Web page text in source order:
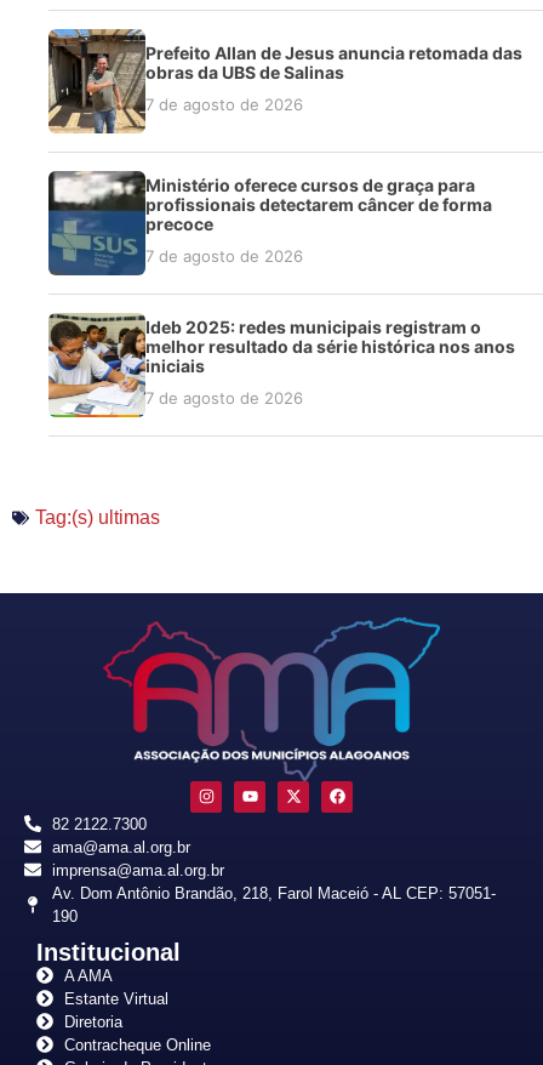
Prefeito Allan de Jesus anuncia retomada das
obras da UBS de Salinas
7 de agosto de 2026
Ministério oferece cursos de graça para
profissionais detectarem câncer de forma
precoce
7 de agosto de 2026
Ideb 2025: redes municipais registram o
melhor resultado da série histórica nos anos
iniciais
7 de agosto de 2026
Tag:(s) ultimas
82 2122.7300
ama@ama.al.org.br
imprensa@ama.al.org.br
Av. Dom Antônio Brandão, 218, Farol Maceió - AL CEP: 57051-
190
Institucional
A AMA
Estante Virtual
Diretoria
Contracheque Online